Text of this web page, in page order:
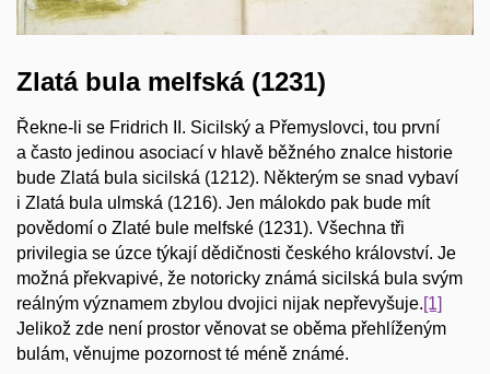
Zlatá bula melfská (1231)
Řekne-li se Fridrich II. Sicilský a Přemyslovci, tou první
a často jedinou asociací v hlavě běžného znalce historie
bude Zlatá bula sicilská (1212). Některým se snad vybaví
i Zlatá bula ulmská (1216). Jen málokdo pak bude mít
povědomí o Zlaté bule melfské (1231). Všechna tři
privilegia se úzce týkají dědičnosti českého království. Je
možná překvapivé, že notoricky známá sicilská bula svým
reálným významem zbylou dvojici nijak nepřevyšuje.[1]
Jelikož zde není prostor věnovat se oběma přehlíženým
bulám, věnujme pozornost té méně známé.